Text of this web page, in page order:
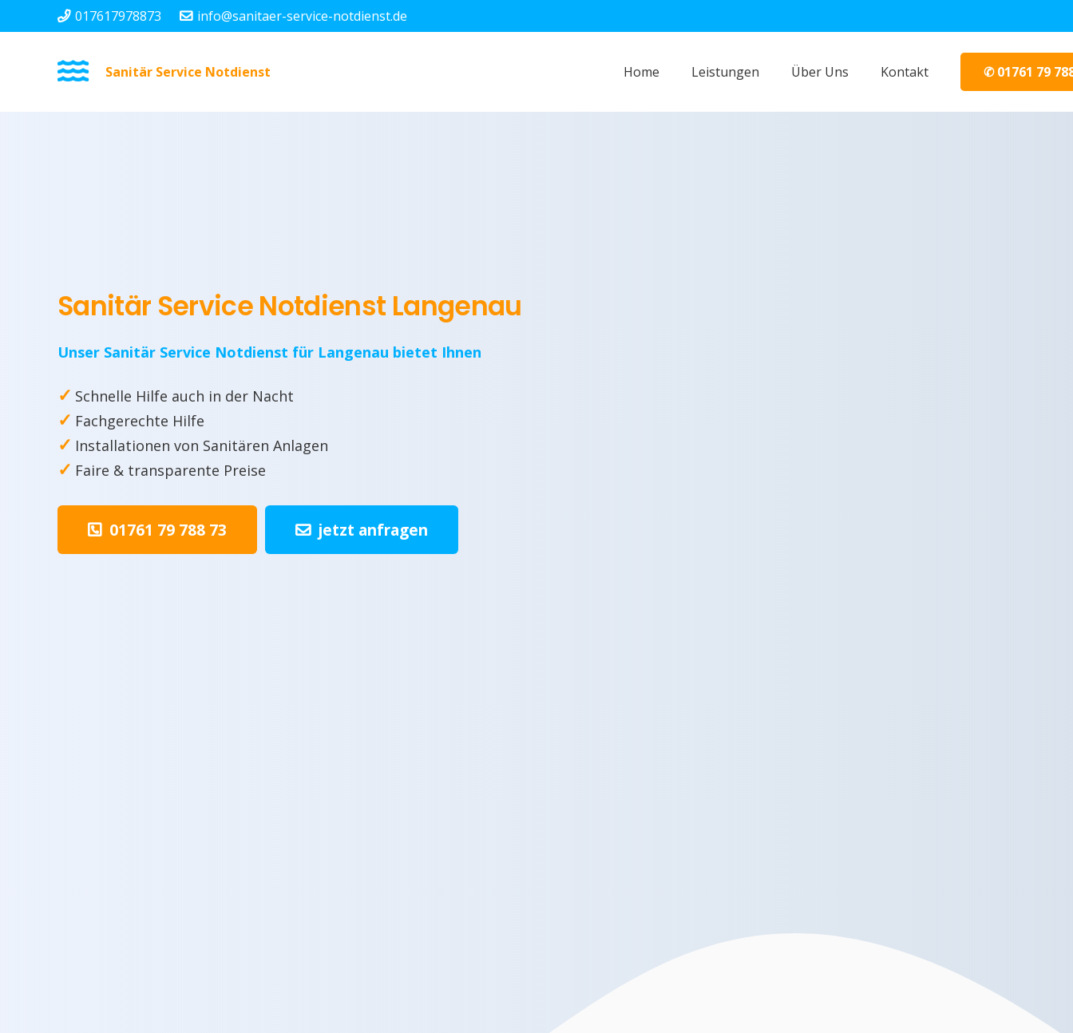
017617978873 info@sanitaer-service-notdienst.de
Sanitär Service Notdienst Home Leistungen Über Uns Kontakt ✆ 01761 79
Sanitär Service Notdienst Langenau
Unser Sanitär Service Notdienst für Langenau bietet Ihnen
✓ Schnelle Hilfe auch in der Nacht
✓ Fachgerechte Hilfe
✓ Installationen von Sanitären Anlagen
✓ Faire & transparente Preise
01761 79 788 73 jetzt anfragen